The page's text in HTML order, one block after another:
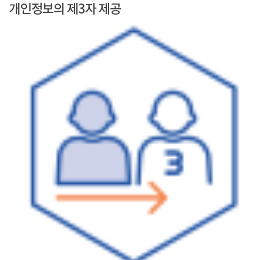
개인정보의 제3자 제공